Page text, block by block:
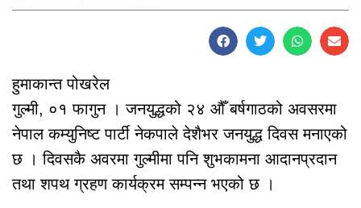
हुमाकान्त पोखरेल
गुल्मी, ०१ फागुन । जनयुद्धको २४ औँ बर्षगाठको अवसरमा
नेपाल कम्युनिष्ट पार्टी नेकपाले देशैभर जनयुद्ध दिवस मनाएको
छ । दिवसकै अवरमा गुल्मीमा पनि शुभकामना आदानप्रदान
तथा शपथ ग्रहण कार्यक्रम सम्पन्न भएको छ ।